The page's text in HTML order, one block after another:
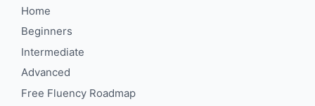
Home
Beginners
Intermediate
Advanced
Free Fluency Roadmap